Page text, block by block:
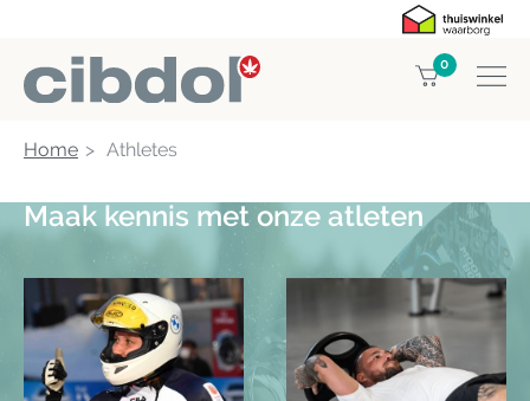
0
Home Athletes
Maak kennis met onze atleten